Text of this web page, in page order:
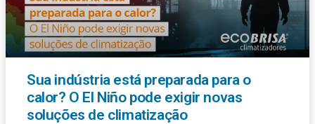
Sua indústria está preparada para o
calor? O El Niño pode exigir novas
soluções de climatização